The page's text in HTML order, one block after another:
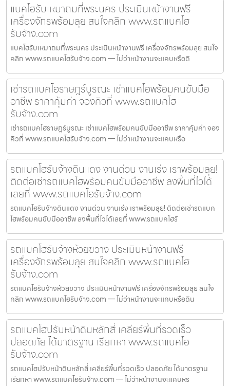
แบคโฮรับเหมาถมที่พระนคร ประเมินหน้างานฟรี
เครื่องจักรพร้อมลุย สนใจคลิก www.รถแบคโฮ
รับจ้าง.com
แบคโฮรับเหมาถมที่พระนคร ประเมินหน้างานฟรี เครื่องจักรพร้อมลุย สนใจ
คลิก www.รถแบคโฮรับจ้าง.com — ไม่ว่าหน้างานจะแคบหรือดิ
เช่ารถแบคโฮราษฎร์บูรณะ เช่าแบคโฮพร้อมคนขับมือ
อาชีพ ราคาคุ้มค่า จองคิวที่ www.รถแบคโฮ
รับจ้าง.com
เช่ารถแบคโฮราษฎร์บูรณะ เช่าแบคโฮพร้อมคนขับมืออาชีพ ราคาคุ้มค่า จอง
คิวที่ www.รถแบคโฮรับจ้าง.com — ไม่ว่าหน้างานจะแคบหรือ
รถแบคโฮรับจ้างดินแดง งานด่วน งานเร่ง เราพร้อมลุย!
ติดต่อเช่ารถแบคโฮพร้อมคนขับมืออาชีพ ลงพื้นที่ไวได้
เลยที่ www.รถแบคโฮรับจ้าง.com
รถแบคโฮรับจ้างดินแดง งานด่วน งานเร่ง เราพร้อมลุย! ติดต่อเช่ารถแบค
โฮพร้อมคนขับมืออาชีพ ลงพื้นที่ไวได้เลยที่ www.รถแบคโฮรั
รถแบคโฮรับจ้างห้วยขวาง ประเมินหน้างานฟรี
เครื่องจักรพร้อมลุย สนใจคลิก www.รถแบคโฮ
รับจ้าง.com
รถแบคโฮรับจ้างห้วยขวาง ประเมินหน้างานฟรี เครื่องจักรพร้อมลุย สนใจ
คลิก www.รถแบคโฮรับจ้าง.com — ไม่ว่าหน้างานจะแคบหรือดิน
รถแบคโฮปรับหน้าดินหลักสี่ เคลียร์พื้นที่รวดเร็ว
ปลอดภัย ได้มาตรฐาน เรียกหา www.รถแบคโฮ
รับจ้าง.com
รถแบคโฮปรับหน้าดินหลักสี่ เคลียร์พื้นที่รวดเร็ว ปลอดภัย ได้มาตรฐาน
เรียกหา www.รถแบคโฮรับจ้าง.com — ไม่ว่าหน้างานจะแคบหร